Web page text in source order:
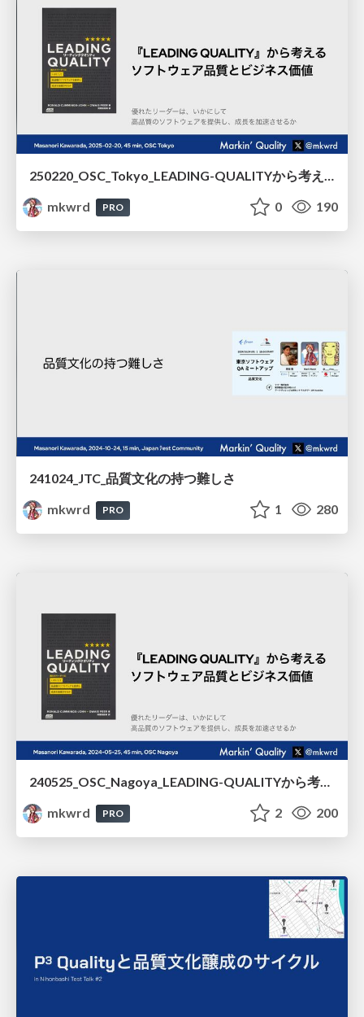
250220_OSC_Tokyo_LEADING-QUALITYから考えるソフトウェア品質とビジネス価値 /240220_OSC_Tokyo_Software_Quality_and_Business_Value_Based_on_LEADING_QUALITY
mkwrd
PRO 0 190
241024_JTC_品質文化の持つ難しさ
mkwrd
PRO 1 280
240525_OSC_Nagoya_LEADING-QUALITYから考えるソフトウェア品質とビジネス価値/240525_OSC_Nagoya_Software_Quality_and_Business_Value_Based_on_LEADING_QUALITY
mkwrd
PRO 2 200